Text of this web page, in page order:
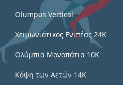
Olumpus Vertical
Χειμωνιάτικος Ενιπέας 24Κ
Ολύμπια Μονοπάτια 10Κ
Κόψη των Αετών 14Κ